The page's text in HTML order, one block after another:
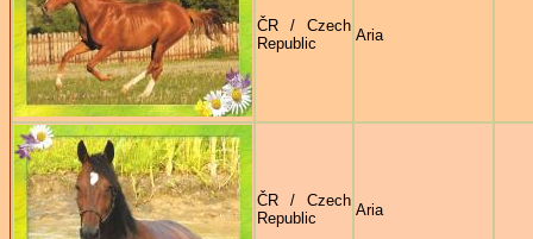
ČR / Czech
Republic
Aria
ČR / Czech
Republic
Aria